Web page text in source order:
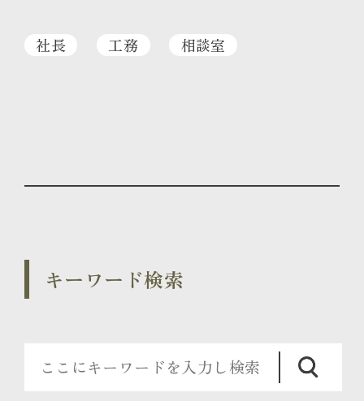
社長 工務 相談室
キーワード検索